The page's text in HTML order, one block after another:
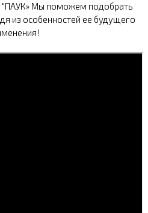
Мы поможем подобрать
из особенностей ее будущего